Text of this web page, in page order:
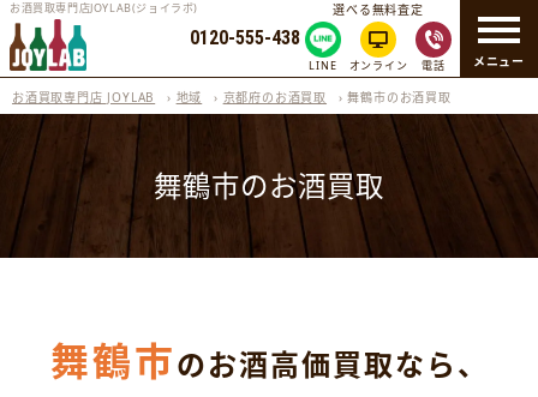
メニュー
お酒買取専門店JOYLAB(ジョイラボ)
0120-555-438
選べる無料査定
LINE オンライン 電話
お酒買取専門店 JOYLAB › 地域 › 京都府のお酒買取 ›舞鶴市のお酒買取
舞鶴市のお酒買取
舞鶴市のお酒高価買取なら、